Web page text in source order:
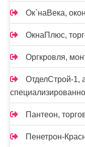
Ок`наВека,
ОкнаПлюс,
Оргкровля,
ОтделСтрой-1,
Пантеон,
Пенетрон-